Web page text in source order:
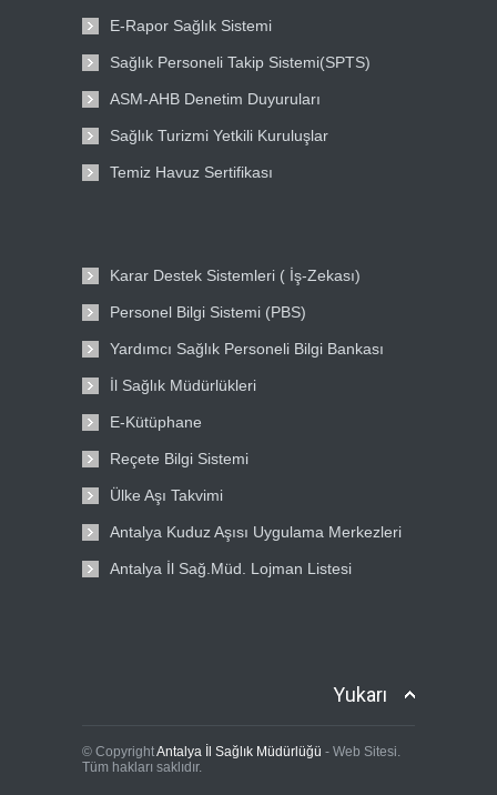
E-Rapor Sağlık Sistemi
Sağlık Personeli Takip Sistemi(SPTS)
ASM-AHB Denetim Duyuruları
Sağlık Turizmi Yetkili Kuruluşlar
Temiz Havuz Sertifikası
Karar Destek Sistemleri ( İş-Zekası)
Personel Bilgi Sistemi (PBS)
Yardımcı Sağlık Personeli Bilgi Bankası
İl Sağlık Müdürlükleri
E-Kütüphane
Reçete Bilgi Sistemi
Ülke Aşı Takvimi
Antalya Kuduz Aşısı Uygulama Merkezleri
Antalya İl Sağ.Müd. Lojman Listesi
Yukarı
© CopyrightAntalya İl Sağlık Müdürlüğü - Web Sitesi.
Tüm hakları saklıdır.